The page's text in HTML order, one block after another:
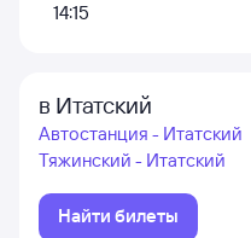
14:15
в Итатский
Автостанция - Итатский
Тяжинский - Итатский
Найти билеты